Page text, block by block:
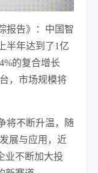
报告》：中国智
半年达到了1亿
的复合增长
，市场规模将
将不断升温，随
展与应用，近
业不断加大投